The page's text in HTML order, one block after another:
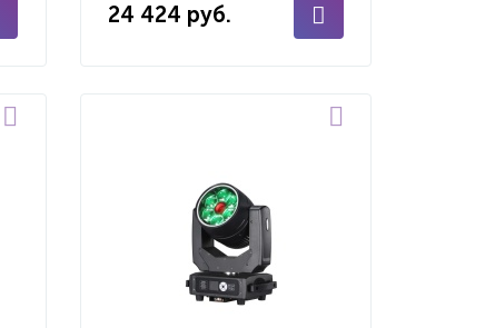
24 424 руб.